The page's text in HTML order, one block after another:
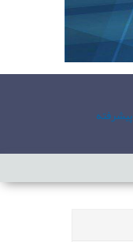
پیشرفته